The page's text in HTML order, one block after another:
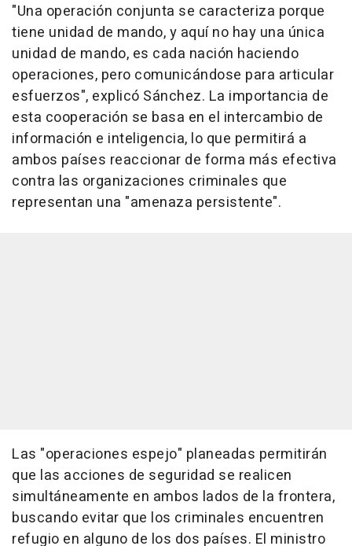
"Una operación conjunta se caracteriza porque
tiene unidad de mando, y aquí no hay una única
unidad de mando, es cada nación haciendo
operaciones, pero comunicándose para articular
esfuerzos", explicó Sánchez. La importancia de
esta cooperación se basa en el intercambio de
información e inteligencia, lo que permitirá a
ambos países reaccionar de forma más efectiva
contra las organizaciones criminales que
representan una "amenaza persistente".
Las "operaciones espejo" planeadas permitirán
que las acciones de seguridad se realicen
simultáneamente en ambos lados de la frontera,
buscando evitar que los criminales encuentren
refugio en alguno de los dos países. El ministro